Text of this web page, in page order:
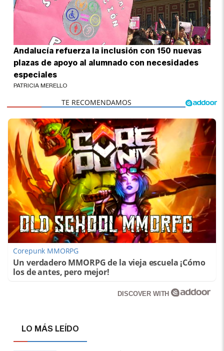
LO MÁS LEÍDO
Andalucía refuerza la inclusión con 150 nuevas
plazas de apoyo al alumnado con necesidades
especiales
PATRICIA MERELLO
Corepunk MMORPG
Un verdadero MMORPG de la vieja escuela ¡Cómo
los de antes, pero mejor!
DISCOVER WITH